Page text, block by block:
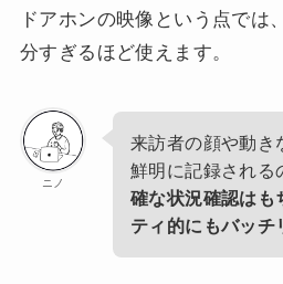
ドアホンの映像という点では
分すぎるほど使えます。
ニノ
来訪者の顔や動き
鮮明に記録される
確な状況確認はも
ティ的にもバッチ